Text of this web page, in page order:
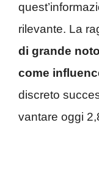
rilevante. La
di grande
come
discreto
vantare oggi